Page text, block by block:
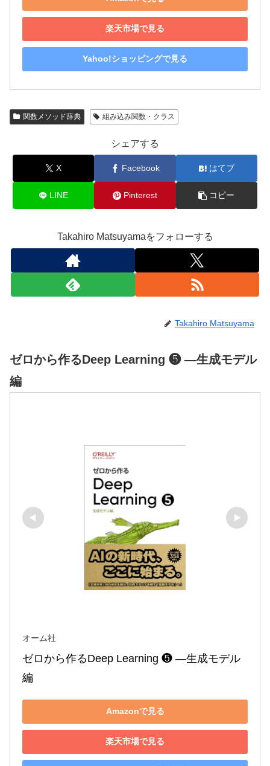
楽天市場で見る
Yahoo!ショッピングで見る
関数メソッド辞典 組み込み関数・クラス
シェアする
X Facebook はてブ
LINE Pinterest コピー
Takahiro Matsuyamaをフォローする
Takahiro Matsuyama
ゼロから作るDeep Learning ❺ ―生成モデル
編
オーム社
ゼロから作るDeep Learning ❺ ―生成モデル
編
Amazonで見る
楽天市場で見る